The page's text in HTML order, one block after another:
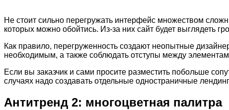
Не стоит сильно перегружать интерфейс множеством
которых можно обойтись. Из-за них сайт будет выглядеть
Как правило, перегруженность создают неопытные
необходимым, а также соблюдать отступы между
Если вы заказчик и сами просите разместить побольше
случаях надо создавать отдельные одностраничные
Антитренд 2: многоцветная палитра